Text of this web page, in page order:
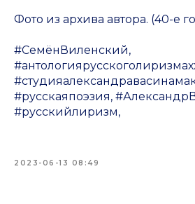
Фото из архива автора. (40-е
#СемёнВиленский,
#русскаяпоэзия,
#русскийлиризм,
2023-06-13 08:49